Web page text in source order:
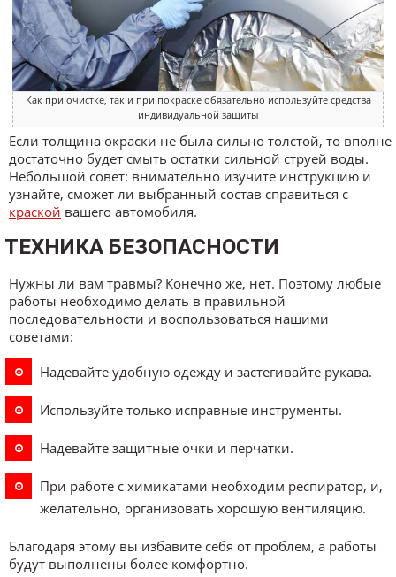
Как при очистке, так и при покраске обязательно используйте средства
индивидуальной защиты
Если толщина окраски не была сильно толстой, то вполне
достаточно будет смыть остатки сильной струей воды.
Небольшой совет: внимательно изучите инструкцию и
узнайте, сможет ли выбранный состав справиться с
краской вашего автомобиля.
ТЕХНИКА БЕЗОПАСНОСТИ
Нужны ли вам травмы? Конечно же, нет. Поэтому любые
работы необходимо делать в правильной
последовательности и воспользоваться нашими
советами:
Надевайте удобную одежду и застегивайте рукава.
Используйте только исправные инструменты.
Надевайте защитные очки и перчатки.
При работе с химикатами необходим респиратор, и,
желательно, организовать хорошую вентиляцию.
Благодаря этому вы избавите себя от проблем, а работы
будут выполнены более комфортно.